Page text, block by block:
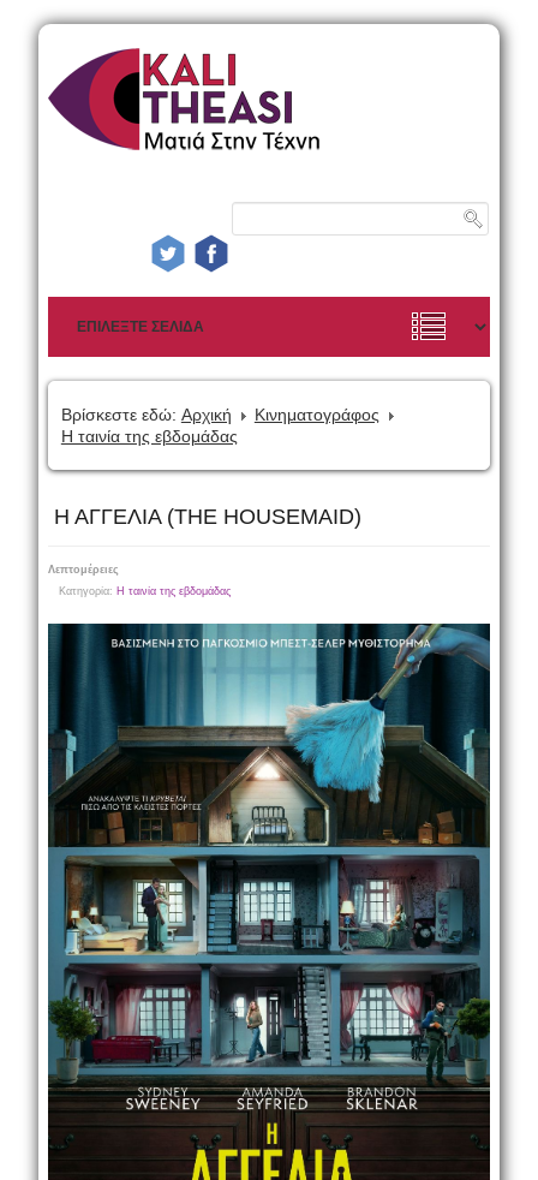
Βρίσκεστε εδώ: Αρχική
Κινηματογράφος
Η ταινία της εβδομάδας
Η ΑΓΓΕΛΙΑ (THE HOUSEMAID)
Λεπτομέρειες
Κατηγορία: Η ταινία της εβδομάδας